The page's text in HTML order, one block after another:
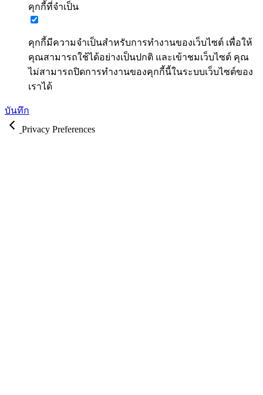
คุกกี้ที่จำเป็น
คุกกี้มีความจำเป็นสำหรับการทำงานของเว็บไซต์ เพื่อให้
คุณสามารถใช้ได้อย่างเป็นปกติ และเข้าชมเว็บไซต์ คุณ
ไม่สามารถปิดการทำงานของคุกกี้นี้ในระบบเว็บไซต์ของ
เราได้
บันทึก
Privacy Preferences